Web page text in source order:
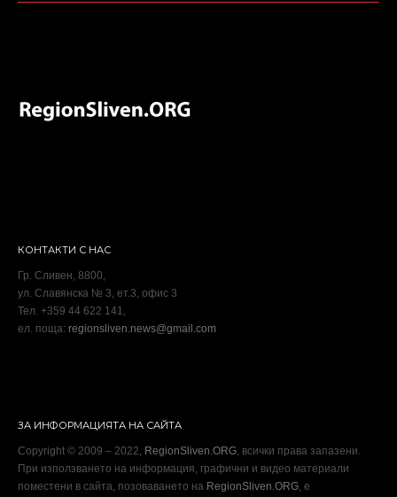
КОНТАКТИ С НАС
Гр. Сливен, 8800,
ул. Славянска № 3, ет.3, офис 3
Тел. +359 44 622 141,
ел. поща: regionsliven.news@gmail.com
ЗА ИНФОРМАЦИЯТА НА САЙТА
Copyright © 2009 – 2022, RegionSliven.ORG, всички права запазени.
При използването на информация, графични и видео материали
поместени в сайта, позоваването на RegionSliven.ORG, е